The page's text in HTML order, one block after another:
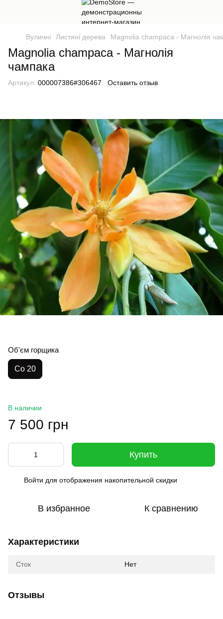
Вуличні Листяні дерева Magnolia champaca - Магнолія
Magnolia champaca - Магнолія
чампака
Артикул: 000007386#306467 Оставить отзыв
Об'єм горщика
Co 20
В наличии
7 500 грн
Купить
Войти для отображения накопительной скидки
В избранное К сравнению
Характеристики
Сток Нет
Отзывы